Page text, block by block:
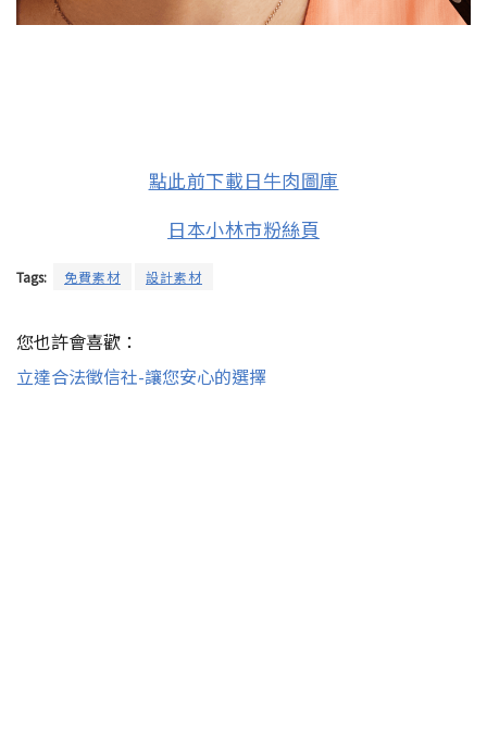
點此前下載日牛肉圖庫
日本小林市粉絲頁
Tags: 免費素材 設計素材
您也許會喜歡：
立達合法徵信社-讓您安心的選擇